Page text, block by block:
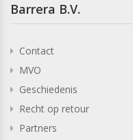
Barrera B.V.
Contact
MVO
Geschiedenis
Recht op retour
Partners